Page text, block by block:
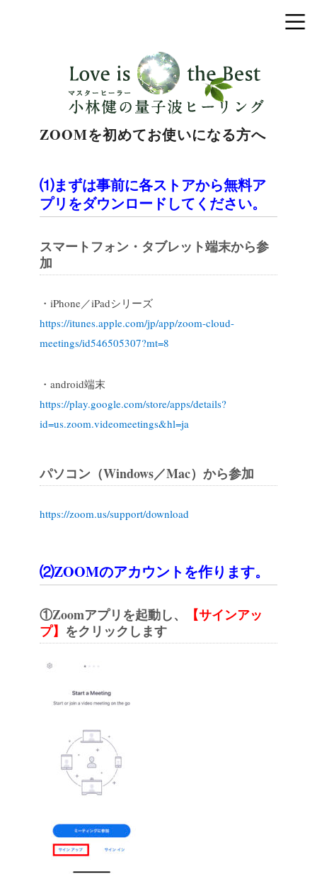
ZOOMを初めてお使いになる方へ
⑴まずは事前に各ストアから無料ア
プリをダウンロードしてください。
スマートフォン・タブレット端末から参
加
・iPhone／iPadシリーズ
https://itunes.apple.com/jp/app/zoom-cloud-
meetings/id546505307?mt=8
・android端末
https://play.google.com/store/apps/details?
id=us.zoom.videomeetings&hl=ja
パソコン（Windows／Mac）から参加
https://zoom.us/support/download
⑵ZOOMのアカウントを作ります。
①Zoomアプリを起動し、
【サインアッ
プ】 をクリックします